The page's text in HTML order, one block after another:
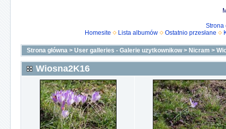
Strona
Homesite
Lista albumów Ostatnio przesłane
Strona główna > User galleries - Galerie uzytkownikow> Nicram >
Wiosna2K16